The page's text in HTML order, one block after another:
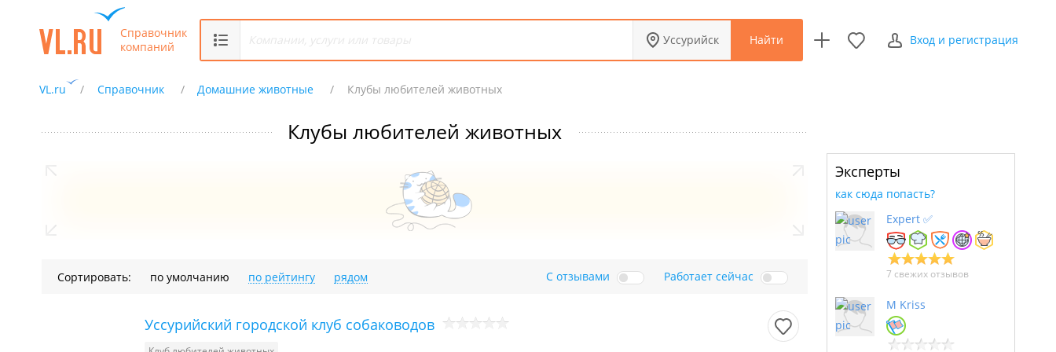
Справочник
компаний
Уссурийск Найти Вход и регистрация
VL.ru Справочник Домашние животные Клубы любителей животных
Клубы любителей животных
Сортировать: по умолчанию по рейтингу рядом С отзывами Работает сейчас
Уссурийский городской клуб собаководов
Эксперты
как сюда попасть?
Expert ✅
7 свежих отзывов
M Kriss